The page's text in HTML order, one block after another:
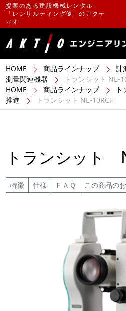
提案のある建設機械レンタル
「レンサルティング®」のアクテ
ィオ
HOME 商品ラインナップ
計
測量関連機器
トランシット NE-
HOME
商品ラインナップ
推進
トランシット NE-10RCⅡ
トランシット
特徴 仕様 ＦＡＱ この商品の